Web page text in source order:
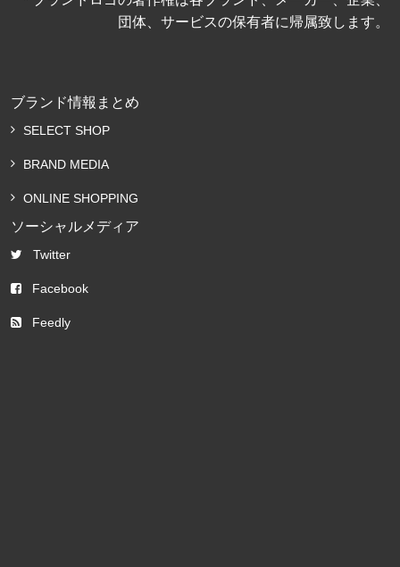
団体、サービスの保有者に帰属致します。
ブランド情報まとめ
SELECT SHOP
BRAND MEDIA
ONLINE SHOPPING
ソーシャルメディア
Twitter
Facebook
Feedly